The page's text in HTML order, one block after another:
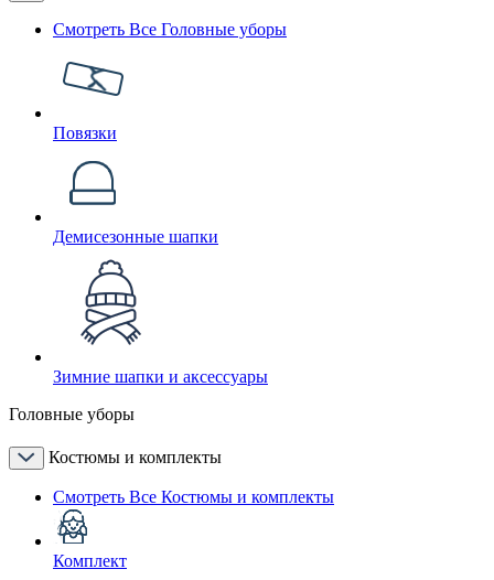
Смотреть Все Головные уборы
Повязки
Демисезонные шапки
Зимние шапки и аксессуары
Головные уборы
Костюмы и комплекты
Смотреть Все Костюмы и комплекты
Комплект